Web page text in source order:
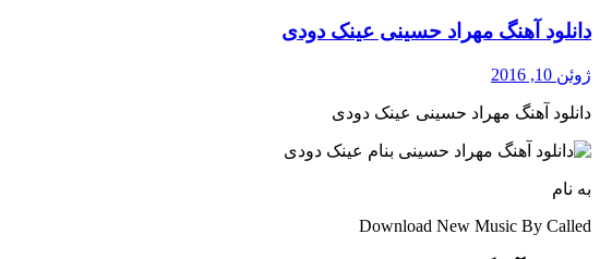
دانلود آهنگ مهراد حسینی عینک دودی
ژوئن 10, 2016
دانلود آهنگ مهراد حسینی عینک دودی
به نام
Download New Music By Called